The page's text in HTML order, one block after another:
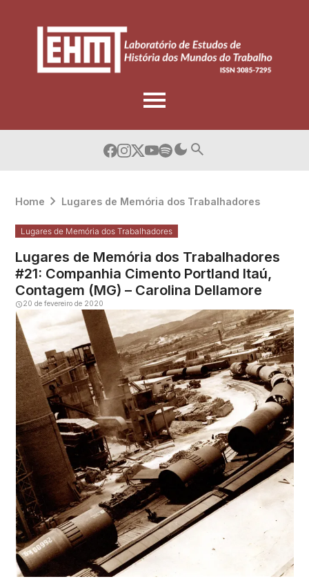
Home Lugares de Memória dos Trabalhadores
Lugares de Memória dos Trabalhadores
Lugares de Memória dos Trabalhadores
#21: Companhia Cimento Portland Itaú,
Contagem (MG) – Carolina Dellamore
20 de fevereiro de 2020